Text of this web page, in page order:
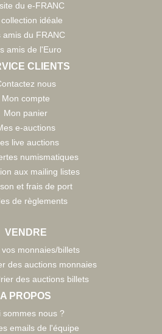
du e-FRANC
idéale
amis du FRANC
amis de l'Euro
CLIENTS
nous
Mon compte
Mon panier
e-auctions
live auctions
numismatiques
aux mailing listes
et frais de port
de règlements
VENDRE
monnaies/billets
des auctions monnaies
des auctions billets
A PROPOS
sommes nous ?
emails de l'équipe